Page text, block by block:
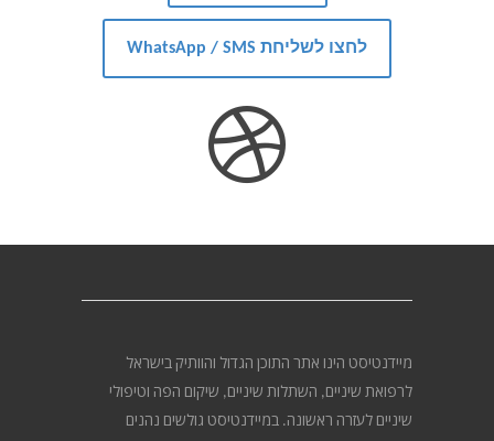
לחצו לשליחת WhatsApp / SMS
מיידנטיסט הינו אתר התוכן הגדול והוותיק בישראל
לרפואת שיניים, השתלות שיניים, שיקום הפה וטיפולי
שיניים לעזרה ראשונה. במיידנטיסט גולשים נהנים